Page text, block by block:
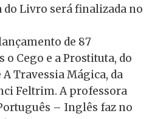
do Livro será finalizada no
de 87
o Cego e a Prostituta, do
Travessia Mágica, da
Feltrim. A professora
– Inglês faz no